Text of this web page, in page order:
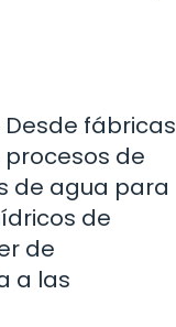
fábricas
de
de agua para
de
de
a las